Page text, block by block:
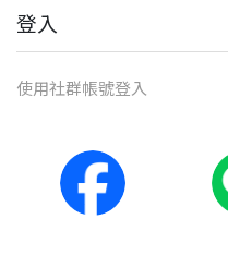
登入
使⽤社群帳號登入